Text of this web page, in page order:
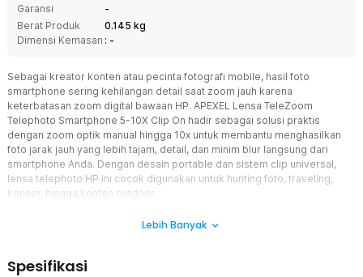
Garansi
-
Berat Produk
0.145 kg
Dimensi Kemasan : -
Sebagai kreator konten atau pecinta fotografi mobile, hasil foto
smartphone sering kehilangan detail saat zoom jauh karena
keterbatasan zoom digital bawaan HP. APEXEL Lensa TeleZoom
Telephoto Smartphone 5-10X Clip On hadir sebagai solusi praktis
dengan zoom optik manual hingga 10x untuk membantu menghasilkan
foto jarak jauh yang lebih tajam, detail, dan minim blur langsung dari
smartphone Anda. Dengan desain portable dan sistem clip universal,
lensa telephoto HP ini cocok digunakan untuk hunting foto, traveling,
konser, hingga konten outdoor.
APEXEL TeleZoom menghadirkan pembesaran optik manual mulai
Lebih Banyak
Spesifikasi